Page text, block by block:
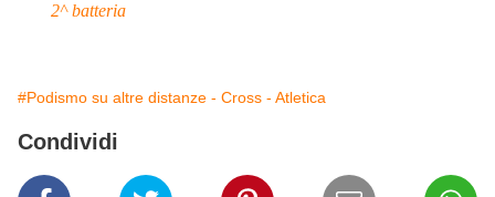
2^ batteria
#Podismo su altre distanze - Cross - Atletica
Condividi